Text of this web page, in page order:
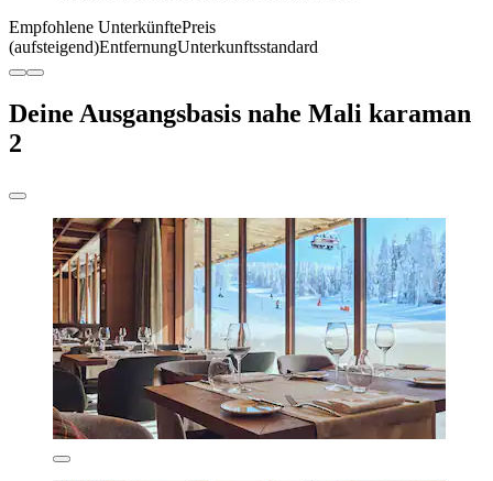
Empfohlene UnterkünftePreis
(aufsteigend)EntfernungUnterkunftsstandard
Deine Ausgangsbasis nahe Mali karaman
2